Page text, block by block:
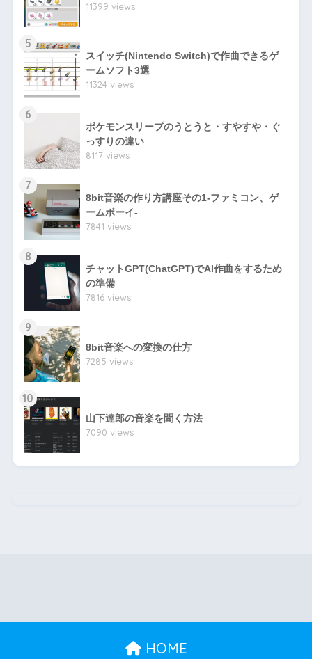
11399 views
5
スイッチ(Nintendo Switch)で作曲できるゲ
ームソフト3選
11324 views
6
ポケモンスリープのうとうと・すやすや・ぐ
っすりの違い
8117 views
7
8bit音楽の作り方講座その1-ファミコン、ゲ
ームボーイ-
7841 views
8
チャットGPT(ChatGPT)でAI作曲をするため
の準備
7816 views
9
8bit音楽への変換の仕方
7285 views
10
山下達郎の音楽を聞く方法
7090 views
HOME